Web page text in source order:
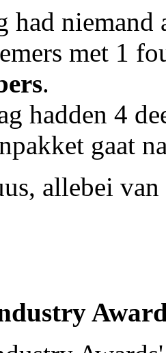
had niemand
met 1
.
hadden 4
gaat
allebei